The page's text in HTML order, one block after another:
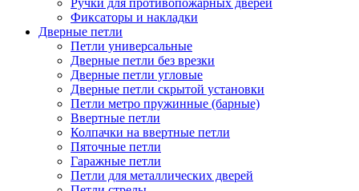
Фиксаторы и накладки
Дверные петли
Петли универсальные
Дверные петли без врезки
Дверные петли угловые
Дверные петли скрытой установки
Петли метро пружинные (барные)
Ввертные петли
Колпачки на ввертные петли
Пяточные петли
Гаражные петли
Петли для металлических дверей